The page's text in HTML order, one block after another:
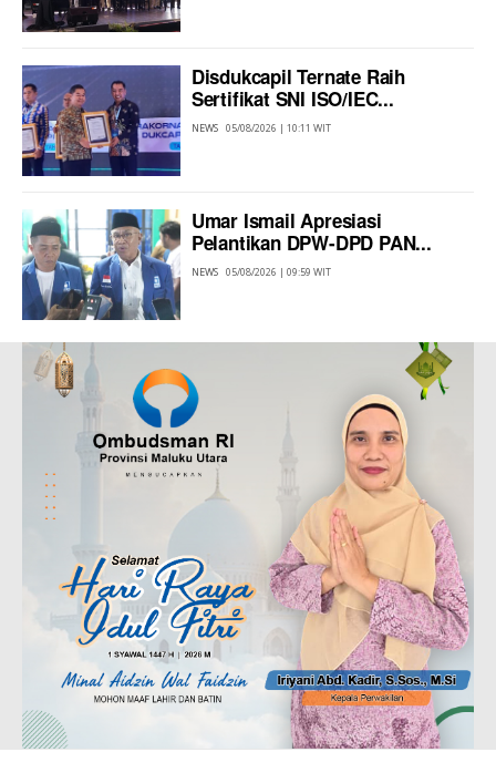
Disdukcapil Ternate Raih
Sertifikat SNI ISO/IEC...
NEWS 05/08/2026 | 10:11 WIT
Umar Ismail Apresiasi
Pelantikan DPW-DPD PAN...
NEWS 05/08/2026 | 09:59 WIT